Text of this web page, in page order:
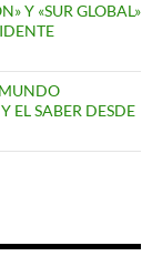
Y «SUR GLOBAL»
EL SABER DESDE